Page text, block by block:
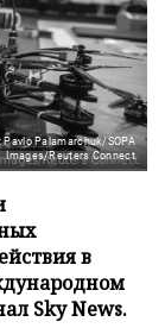
Pavlo Palamarchuk/SOPA
Images/Reuters Connect
в
Sky News.